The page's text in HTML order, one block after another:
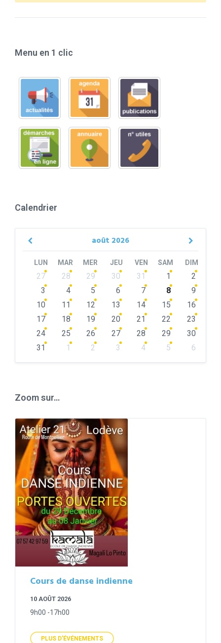
Menu en 1 clic
Calendrier
août 2026
Previous
LUN MAR MER JEU VEN SAM DIM
Skip
calendar
27 28 29 30 31 1
2
3
4 5 6 7 8
9
10
11 12 13 14 15
16
17
18 19 20 21 22
23
24
25 26 27 28 29
30
31
1 2 3 4 5
6
Zoom sur…
Cours de danse indienne
10 AOÛT 2026
9h00 -17h00
PLUS D'ÉVÉNEMENTS